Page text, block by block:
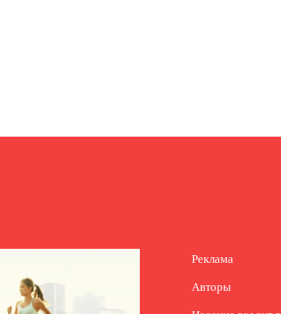
Реклама
Авторы